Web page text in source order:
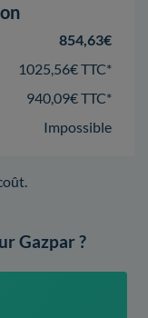
854,63€
1025,56€ TTC*
940,09€ TTC*
Impossible
Gazpar ?